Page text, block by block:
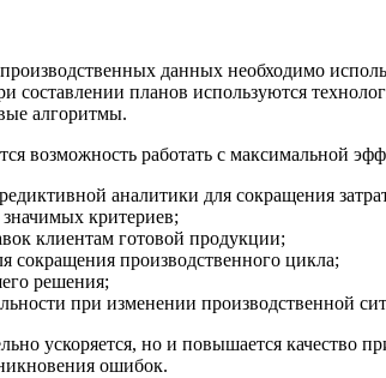
данных необходимо
составлении планов используются
алгоритмы.
возможность работать с максимальной
аналитики для сокращения
критериев;
клиентам готовой продукции;
сокращения производственного цикла;
решения;
при изменении производственной
ускоряется, но и повышается качество
ошибок.